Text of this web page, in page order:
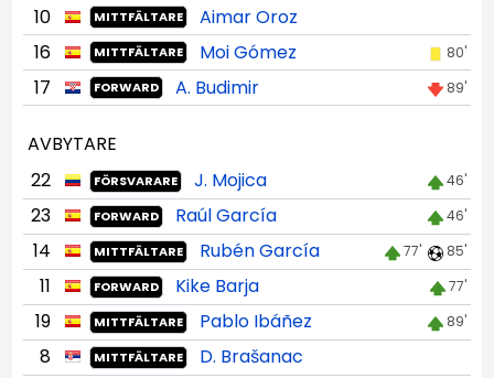
10 MITTFÄLTARE
Aimar Oroz
16
MITTFÄLTARE Moi Gómez 80'
17 FORWARD A. Budimir 89'
AVBYTARE
22
FÖRSVARARE J. Mojica 46'
23 FORWARD Raúl García 46'
14 MITTFÄLTARE Rubén García 77' 85'
11 FORWARD Kike Barja 77'
19 MITTFÄLTARE Pablo Ibáñez 89'
8 MITTFÄLTARE
D. Brašanac